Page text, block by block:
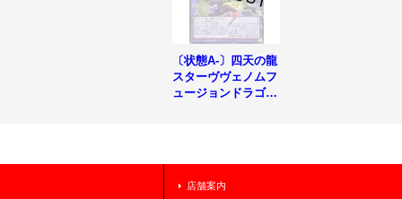
〔状態A-〕四天の龍
スターヴヴェノムフ
ュージョンドラゴン
店舗案内